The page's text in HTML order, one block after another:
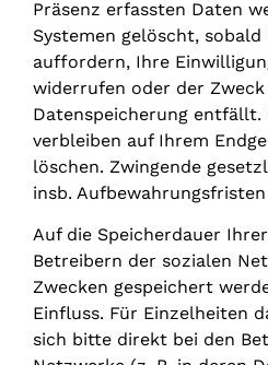
Präsenz erfassten Daten
Systemen gelöscht,
auffordern, Ihre
widerrufen oder der
Datenspeicherung entfällt.
verbleiben auf Ihrem
löschen. Zwingende
insb.
Auf die Speicherdauer
Betreibern der sozialen
Zwecken gespeichert
Einfluss. Für Einzelheiten
sich bitte direkt bei den